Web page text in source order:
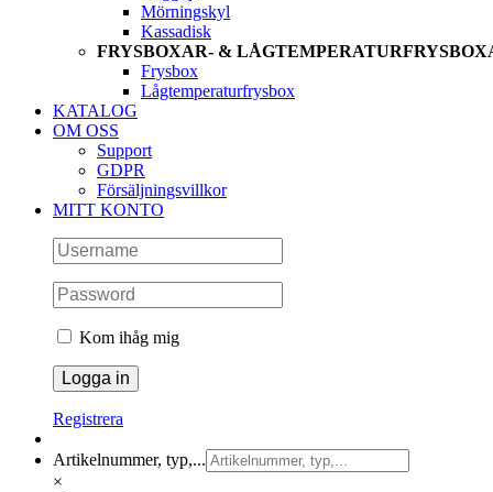
Mörningskyl
Kassadisk
FRYSBOXAR- &
Frysbox
Lågtemperaturfrysbox
KATALOG
OM OSS
Support
GDPR
Försäljningsvillkor
MITT KONTO
Kom ihåg mig
Registrera
Artikelnummer, typ,...
×